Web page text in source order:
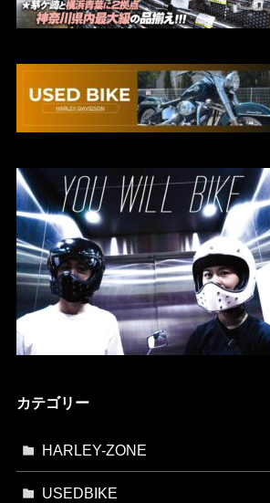
カテゴリー
HARLEY-ZONE
USEDBIKE